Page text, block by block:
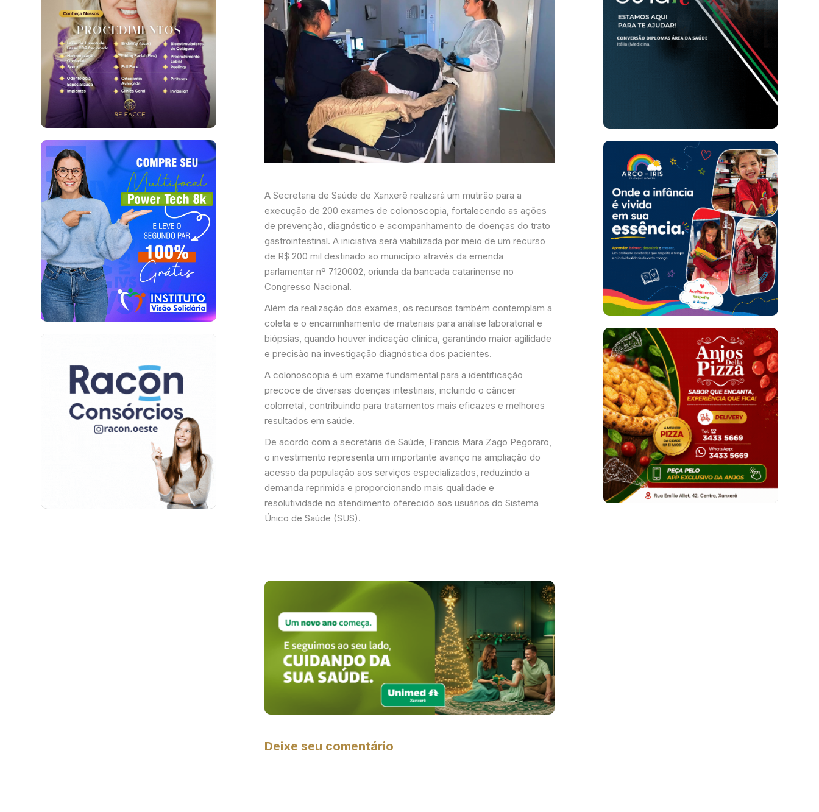
A Secretaria de Saúde de Xanxerê realizará um mutirão para a
execução de 200 exames de colonoscopia, fortalecendo as ações
de prevenção, diagnóstico e acompanhamento de doenças do trato
gastrointestinal. A iniciativa será viabilizada por meio de um recurso
de R$ 200 mil destinado ao município através da emenda
parlamentar nº 7120002, oriunda da bancada catarinense no
Congresso Nacional.
Além da realização dos exames, os recursos também contemplam a
coleta e o encaminhamento de materiais para análise laboratorial e
biópsias, quando houver indicação clínica, garantindo maior agilidade
e precisão na investigação diagnóstica dos pacientes.
A colonoscopia é um exame fundamental para a identificação
precoce de diversas doenças intestinais, incluindo o câncer
colorretal, contribuindo para tratamentos mais eficazes e melhores
resultados em saúde.
De acordo com a secretária de Saúde, Francis Mara Zago Pegoraro,
o investimento representa um importante avanço na ampliação do
acesso da população aos serviços especializados, reduzindo a
demanda reprimida e proporcionando mais qualidade e
resolutividade no atendimento oferecido aos usuários do Sistema
Único de Saúde (SUS).
Deixe seu comentário